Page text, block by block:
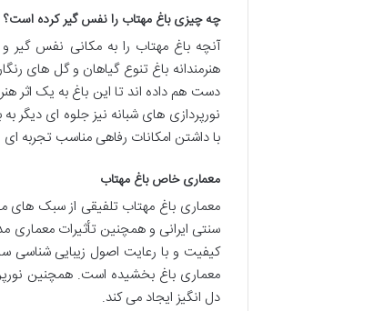
چه چیزی باغ مهتاب را نفس گیر کرده است؟
آنچه باغ مهتاب را به مکانی نفس
هنرمندانه باغ تنوع گیاهان و گل های
دست هم داده اند تا این باغ به یک اثر
نورپردازی های شبانه نیز جلوه ای دیگر
با داشتن امکانات رفاهی مناسب تجربه
معماری خاص باغ مهتاب
معماری باغ مهتاب تلفیقی از سبک
سنتی ایرانی و همچنین تأثیرات معماری
کیفیت و با رعایت اصول زیبایی
معماری باغ بخشیده است. همچنین
دل انگیز ایجاد می کند.